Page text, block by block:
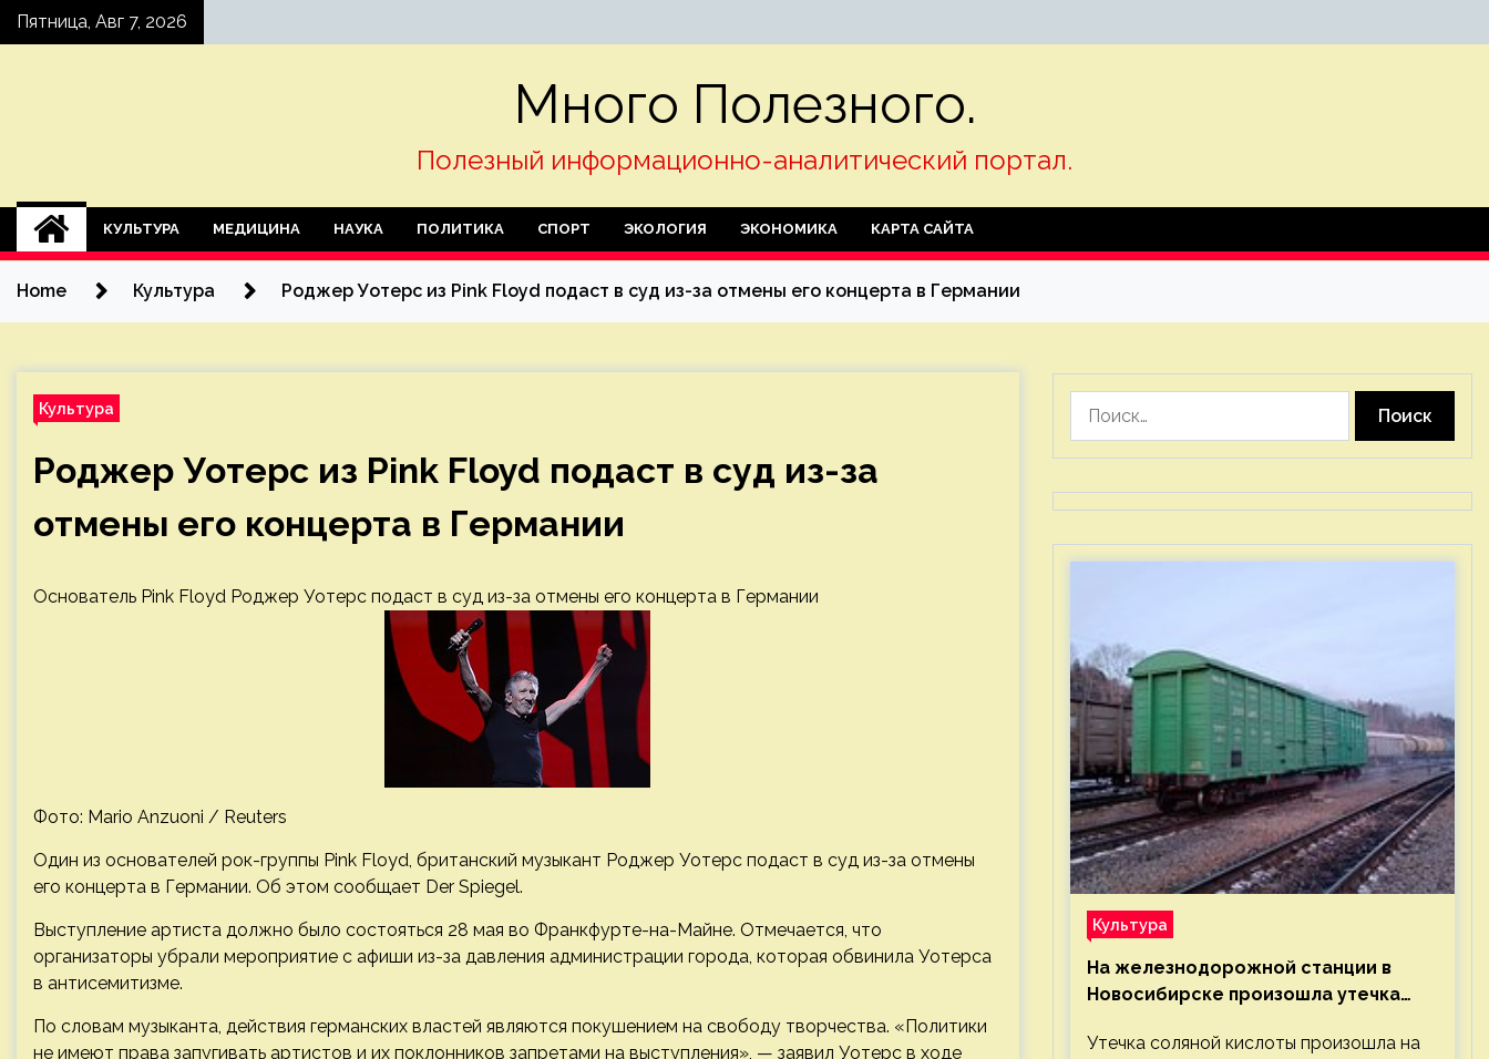
SkipПятница, Авг 7, 2026
Много Полезного.
Полезный информационно-аналитический портал.
КУЛЬТУРА МЕДИЦИНА НАУКА ПОЛИТИКА СПОРТ ЭКОЛОГИЯ ЭКОНОМИКА КАРТА САЙТА
Home Культура Роджер Уотерс из Pink Floyd подаст в суд из-за отмены его концерта в Германии
Культура
Роджер Уотерс из Pink Floyd подаст в суд из-за
отмены его концерта в Германии
Основатель Pink Floyd Роджер Уотерс подаст в суд из-за отмены его концерта в Германии
Фото: Mario Anzuoni / Reuters
Один из основателей рок-группы Pink Floyd, британский музыкант Роджер Уотерс подаст в суд из-за отмены
его концерта в Германии. Об этом сообщает Der Spiegel.
Выступление артиста должно было состояться 28 мая во Франкфурте-на-Майне. Отмечается, что
организаторы убрали мероприятие с афиши из-за давления администрации города, которая обвинила Уотерса
в антисемитизме.
По словам музыканта, действия германских властей являются покушением на свободу творчества. «Политики
не имеют права запугивать артистов и их поклонников запретами на выступления», — заявил Уотерс в ходе
Культура
На железнодорожной станции в
Новосибирске произошла утечка
Утечка соляной кислоты произошла на